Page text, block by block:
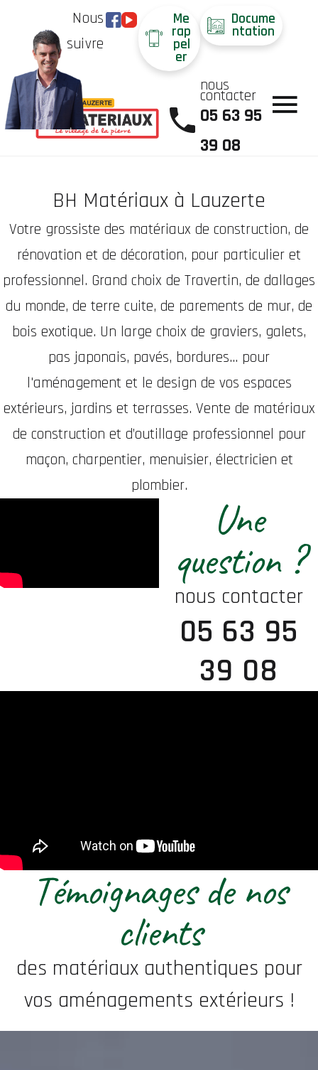
Nous
suivre
Me
rap
pel
er
Docume
ntation
nous
contacter
05 63 95
39 08
BH Matériaux à Lauzerte
Votre grossiste des matériaux de construction, de
rénovation et de décoration, pour particulier et
professionnel. Grand choix de Travertin, de dallages
du monde, de terre cuite, de parements de mur, de
bois exotique. Un large choix de graviers, galets,
pas japonais, pavés, bordures... pour
l'aménagement et le design de vos espaces
extérieurs, jardins et terrasses. Vente de matériaux
de construction et d’outillage professionnel pour
maçon, charpentier, menuisier, électricien et
plombier.
Une
question ?
nous contacter
05 63 95
39 08
Témoignages de nos
clients
des matériaux authentiques pour
vos aménagements extérieurs !